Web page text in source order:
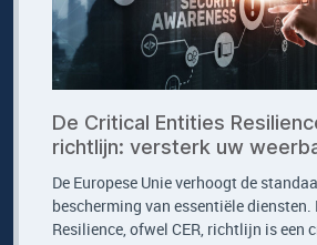
De Critical Entities
richtlijn: versterk uw
De Europese Unie verhoogt de
bescherming van essentiële
Resilience, ofwel CER, richtlijn is een